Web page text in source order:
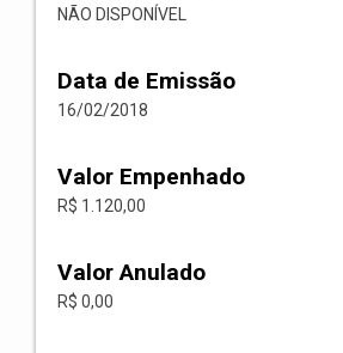
NÃO DISPONÍVEL
Data de Emissão
16/02/2018
Valor Empenhado
R$ 1.120,00
Valor Anulado
R$ 0,00